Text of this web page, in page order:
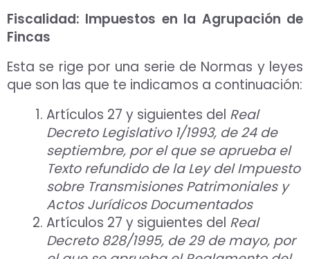
Fiscalidad: Impuestos en la Agrupación de
Fincas
Esta se rige por una serie de Normas y leyes
que son las que te indicamos a continuación:
Artículos 27 y siguientes del Real
Decreto Legislativo 1/1993, de 24 de
septiembre, por el que se aprueba el
Texto refundido de la Ley del Impuesto
sobre Transmisiones Patrimoniales y
Actos Jurídicos Documentados
Artículos 27 y siguientes del Real
Decreto 828/1995, de 29 de mayo, por